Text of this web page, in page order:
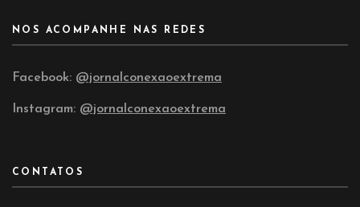
NOS ACOMPANHE NAS REDES
Facebook: @jornalconexaoextrema
Instagram: @jornalconexaoextrema
CONTATOS